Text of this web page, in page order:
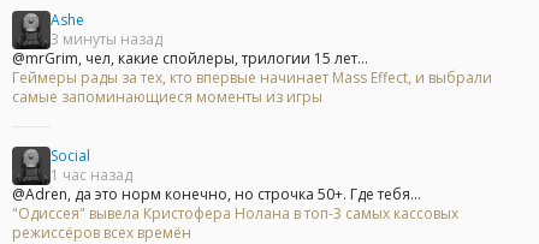
Ashe
3 минуты назад
@mrGrim, чел, какие спойлеры, трилогии 15 лет...
Геймеры рады за тех, кто впервые начинает Mass Effect, и выбрали
самые запоминающиеся моменты из игры
Social
1 час назад
@Adren, да это норм конечно, но строчка 50+. Где тебя...
"Одиссея" вывела Кристофера Нолана в топ-3 самых кассовых
режиссёров всех времён